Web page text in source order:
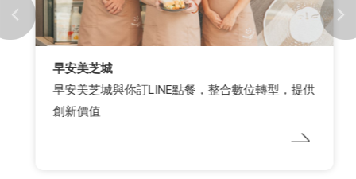
早安美芝城
早安美芝城與你訂LINE點餐，整合數位轉型，提供
創新價值